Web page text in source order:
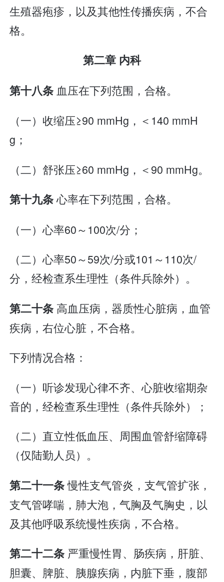
生殖器疱疹，以及其他性传播疾病，不合
格。
第二章 内科
第十八条 血压在下列范围，合格。
（一）收缩压≥90 mmHg，＜140 mmH
g；
（二）舒张压≥60 mmHg，＜90 mmHg。
第十九条心率在下列范围，合格。
（一）心率60～100次/分；
（二）心率50～59次/分或101～110次/
分，经检查系生理性（条件兵除外）。
第二十条 高血压病，器质性心脏病，血管
疾病，右位心脏，不合格。
下列情况合格：
（一）听诊发现心律不齐、心脏收缩期杂
音的，经检查系生理性（条件兵除外）；
（二）直立性低血压、周围血管舒缩障碍
（仅陆勤人员）。
第二十一条慢性支气管炎，支气管扩张，
支气管哮喘，肺大泡，气胸及气胸史，以
及其他呼吸系统慢性疾病，不合格。
第二十二条 严重慢性胃、肠疾病，肝脏、
胆囊、脾脏、胰腺疾病，内脏下垂，腹部